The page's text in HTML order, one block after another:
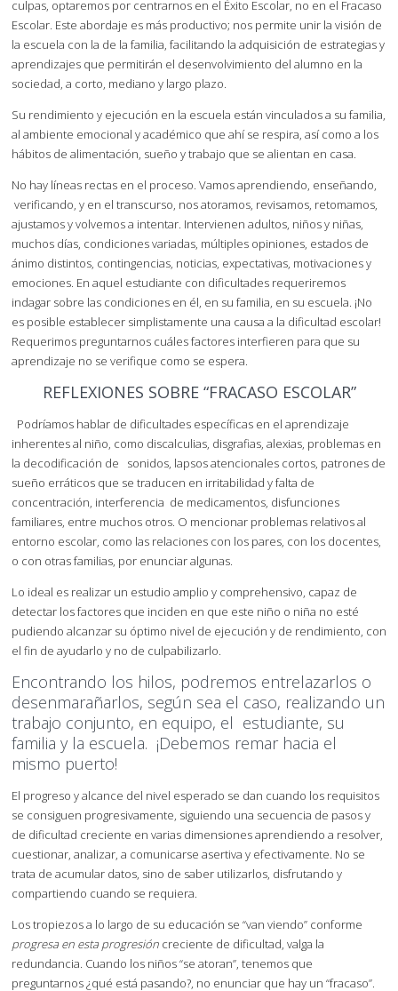
culpas, optaremos por centrarnos en el Éxito Escolar, no en el Fracaso
Escolar. Este abordaje es más productivo; nos permite unir la visión de
la escuela con la de la familia, facilitando la adquisición de estrategias y
aprendizajes que permitirán el desenvolvimiento del alumno en la
sociedad, a corto, mediano y largo plazo.
Su rendimiento y ejecución en la escuela están vinculados a su familia,
al ambiente emocional y académico que ahí se respira, así como a los
hábitos de alimentación, sueño y trabajo que se alientan en casa.
No hay líneas rectas en el proceso. Vamos aprendiendo, enseñando,
verificando, y en el transcurso, nos atoramos, revisamos, retomamos,
ajustamos y volvemos a intentar. Intervienen adultos, niños y niñas,
muchos días, condiciones variadas, múltiples opiniones, estados de
ánimo distintos, contingencias, noticias, expectativas, motivaciones y
emociones. En aquel estudiante con dificultades requeriremos
indagar sobre las condiciones en él, en su familia, en su escuela. ¡No
es posible establecer simplistamente una causa a la dificultad escolar!
Requerimos preguntarnos cuáles factores interfieren para que su
aprendizaje no se verifique como se espera.
REFLEXIONES SOBRE “FRACASO ESCOLAR”
Podríamos hablar de dificultades específicas en el aprendizaje
inherentes al niño, como discalculias, disgrafias, alexias, problemas en
la decodificación de sonidos, lapsos atencionales cortos, patrones de
sueño erráticos que se traducen en irritabilidad y falta de
concentración, interferencia de medicamentos, disfunciones
familiares, entre muchos otros. O mencionar problemas relativos al
entorno escolar, como las relaciones con los pares, con los docentes,
o con otras familias, por enunciar algunas.
Lo ideal es realizar un estudio amplio y comprehensivo, capaz de
detectar los factores que inciden en que este niño o niña no esté
pudiendo alcanzar su óptimo nivel de ejecución y de rendimiento, con
el fin de ayudarlo y no de culpabilizarlo.
Encontrando los hilos, podremos entrelazarlos o
desenmarañarlos, según sea el caso, realizando un
trabajo conjunto, en equipo, el estudiante, su
familia y la escuela. ¡Debemos remar hacia el
mismo puerto!
El progreso y alcance del nivel esperado se dan cuando los requisitos
se consiguen progresivamente, siguiendo una secuencia de pasos y
de dificultad creciente en varias dimensiones aprendiendo a resolver,
cuestionar, analizar, a comunicarse asertiva y efectivamente. No se
trata de acumular datos, sino de saber utilizarlos, disfrutando y
compartiendo cuando se requiera.
Los tropiezos a lo largo de su educación se “van viendo” conforme
progresa en esta progresión creciente de dificultad, valga la
redundancia. Cuando los niños “se atoran”, tenemos que
preguntarnos ¿qué está pasando?, no enunciar que hay un “fracaso”.